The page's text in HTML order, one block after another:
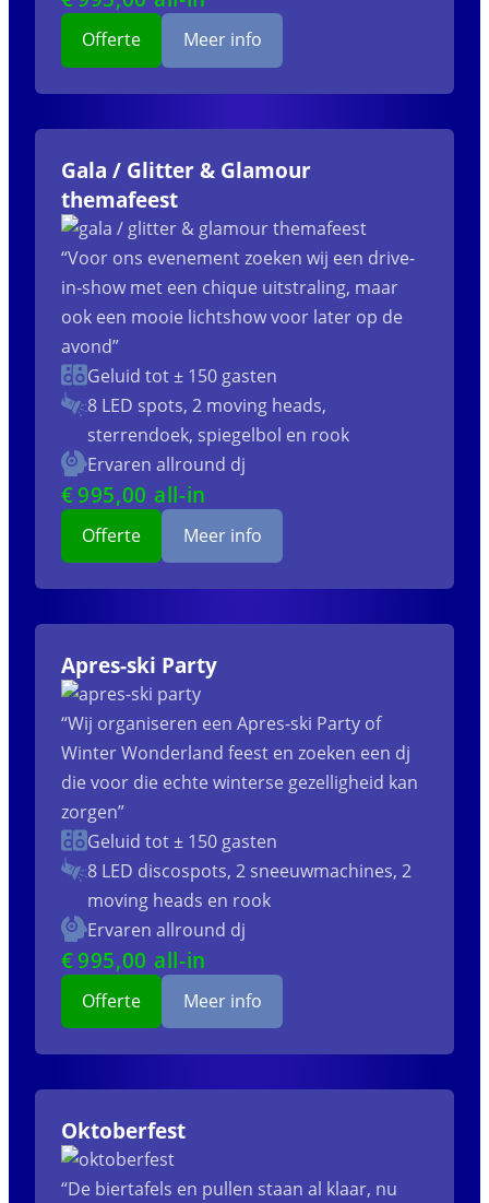
Offerte Meer info
Gala / Glitter & Glamour
themafeest
“Voor ons evenement zoeken wij een drive-
in-show met een chique uitstraling, maar
ook een mooie lichtshow voor later op de
avond”
Geluid tot ± 150 gasten
8 LED spots, 2 moving heads,
sterrendoek, spiegelbol en rook
Ervaren allround dj
€995,00 all-in
Offerte Meer info
Apres-ski Party
“Wij organiseren een Apres-ski Party of
Winter Wonderland feest en zoeken een dj
die voor die echte winterse gezelligheid kan
zorgen”
Geluid tot ± 150 gasten
8 LED discospots, 2 sneeuwmachines, 2
moving heads en rook
Ervaren allround dj
€995,00 all-in
Offerte Meer info
Oktoberfest
“De biertafels en pullen staan al klaar, nu